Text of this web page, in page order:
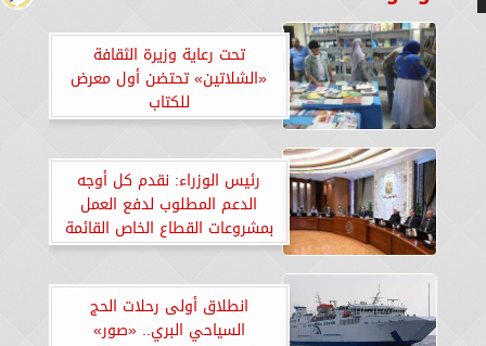
تحت رعاية وزيرة الثقافة
«الشلاتين» تحتضن أول معرض
للكتاب
رئيس الوزراء: نقدم كل أوجه
الدعم المطلوب لدفع العمل
بمشروعات القطاع الخاص القائمة
انطلاق أولى رحلات الحج
السياحي البري.. «صور»